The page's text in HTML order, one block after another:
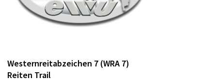
Westernreitabzeichen 7 (WRA 7)
Reiten Trail